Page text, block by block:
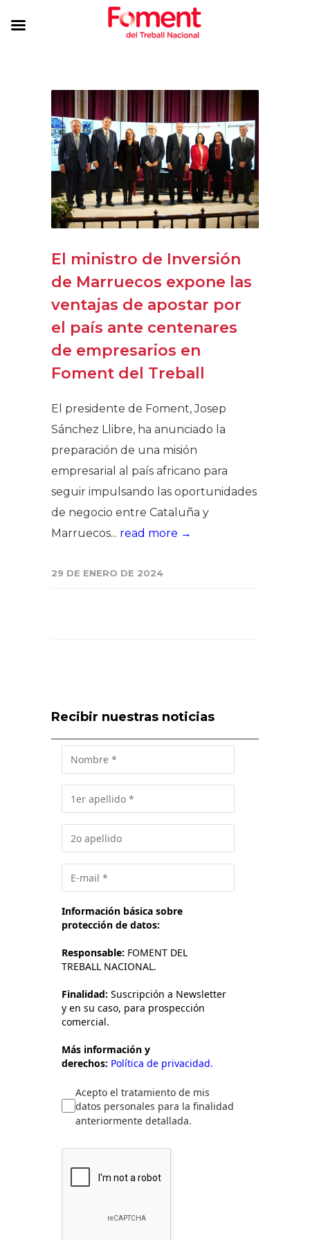
El ministro de Inversión
de Marruecos expone las
ventajas de apostar por
el país ante centenares
de empresarios en
Foment del Treball
El presidente de Foment, Josep
Sánchez Llibre, ha anunciado la
preparación de una misión
empresarial al país africano para
seguir impulsando las oportunidades
de negocio entre Cataluña y
Marruecos... read more →
29 DE ENERO DE 2024
Recibir nuestras noticias
Información básica sobre
protección de datos:
Responsable: FOMENT DEL
TREBALL NACIONAL.
Finalidad: Suscripción a Newsletter
y en su caso, para prospección
comercial.
Más información y
derechos: Política de privacidad.
Acepto el tratamiento de mis
datos personales para la finalidad
anteriormente detallada.